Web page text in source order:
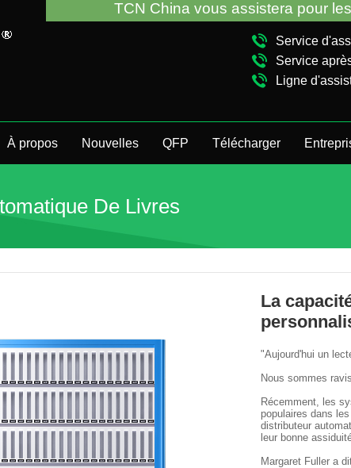
Service
Service
Ligne
À propos Nouvelles QFP Télécharger
De Livres
La
"Aujourd'hui un
Nous sommes
Récemment, les
populaires dans
distributeur
leur bonne
Margaret Fuller a
China vous assistera pour les conseils et le